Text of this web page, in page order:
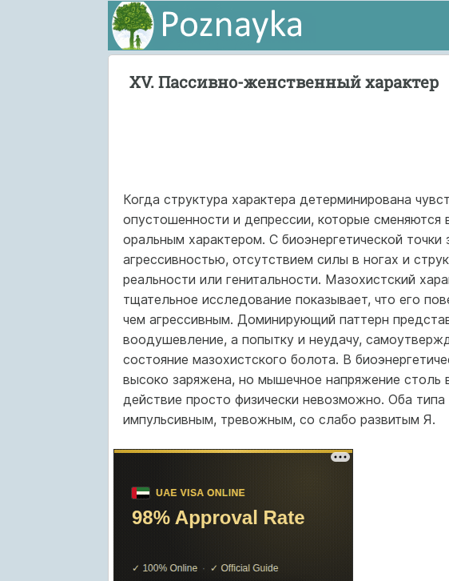
XV. Пассивно-женственный характер
Когда структура характера детерминирована
опустошенности и депрессии, которые
оральным характером. С биоэнергетической точки
агрессивностью, отсутствием силы в ногах и
реальности или генитальности. Мазохистский
тщательное исследование показывает, что его
чем агрессивным. Доминирующий паттерн
воодушевление, а попытку и неудачу,
состояние мазохистского болота. В
высоко заряжена, но мышечное напряжение столь
действие просто физически невозможно. Оба
импульсивным, тревожным, со слабо развитым Я.